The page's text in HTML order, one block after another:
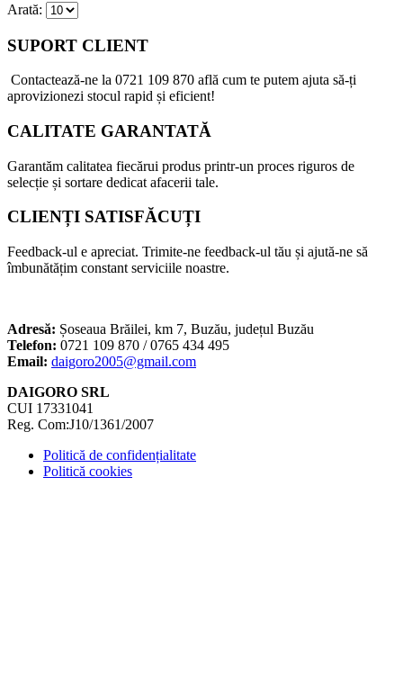
Arată:
SUPORT CLIENT
Contactează-ne la 0721 109 870 află cum te putem ajuta să-ți
aprovizionezi stocul rapid și eficient!
CALITATE GARANTATĂ
Garantăm calitatea fiecărui produs printr-un proces riguros de
selecție și sortare dedicat afacerii tale.
CLIENȚI SATISFĂCUȚI
Feedback-ul e apreciat. Trimite-ne feedback-ul tău și ajută-ne să
îmbunătățim constant serviciile noastre.
Adresă: Șoseaua Brăilei, km 7, Buzău, județul Buzău
Telefon: 0721 109 870 / 0765 434 495
Email: daigoro2005@gmail.com
DAIGORO SRL
CUI 17331041
Reg. Com:J10/1361/2007
Politică de confidențialitate
Politică cookies